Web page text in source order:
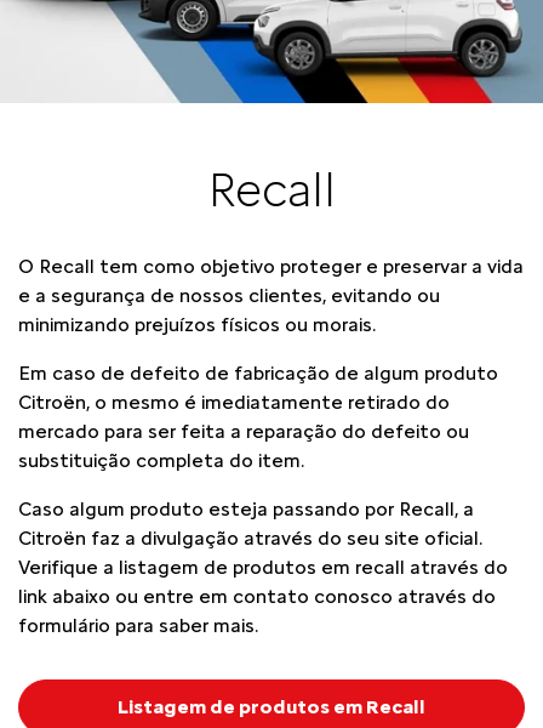
Recall
O Recall tem como objetivo proteger e preservar a vida
e a segurança de nossos clientes, evitando ou
minimizando prejuízos físicos ou morais.
Em caso de defeito de fabricação de algum produto
Citroën, o mesmo é imediatamente retirado do
mercado para ser feita a reparação do defeito ou
substituição completa do item.
Caso algum produto esteja passando por Recall, a
Citroën faz a divulgação através do seu site oficial.
Verifique a listagem de produtos em recall através do
link abaixo ou entre em contato conosco através do
formulário para saber mais.
Listagem de produtos em Recall